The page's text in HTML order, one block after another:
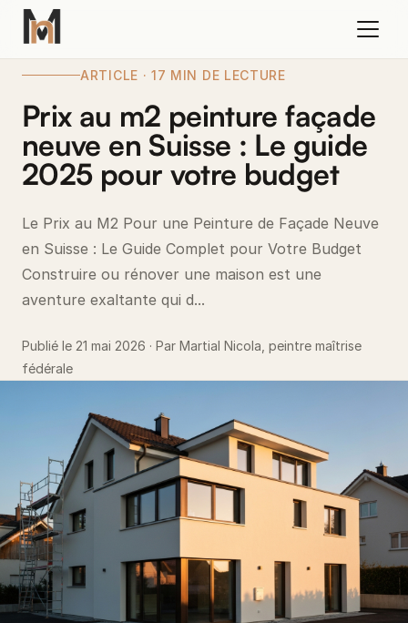
ARTICLE · 17 MIN DE LECTURE
Prix au m2 peinture façade
neuve en Suisse : Le guide
2025 pour votre budget
Le Prix au M2 Pour une Peinture de Façade Neuve
en Suisse : Le Guide Complet pour Votre Budget
Construire ou rénover une maison est une
aventure exaltante qui d...
Publié le 21 mai 2026 · Par Martial Nicola, peintre maîtrise
fédérale